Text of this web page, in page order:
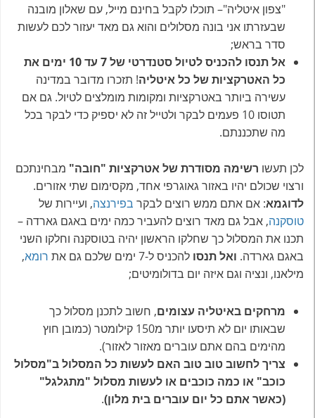
"צפון איטליה"– תוכלו לקבל בחינם מייל, עם שאלון מובנה
שבעזרתו אני בונה מסלולים והוא גם מאד יעזור לכם לעשות
סדר בראש;
אל תנסו להכניס לטיול סטנדרטי של 7 עד 10 ימים את
כל האטרקציות של כל איטליה! תזכרו מדובר במדינה
עשירה ביותר באטרקציות ומקומות מומלצים לטיול. גם אם
תטוסו 10 פעמים לבקר ולטייל זה לא יספיק כדי לבקר בכל
מה שתכננתם.
לכן תעשו רשימה מסודרת של אטרקציות "חובה" מבחינתכם
ורצוי שכולם יהיו באזור גאוגרפי אחד, מקסימום שתי אזורים.
לדוגמא: אם אתם ממש רוצים לבקר בפירנצה, ועיירות של
טוסקנה, אבל גם מאד רוצים להעביר כמה ימים באגם גארדה –
תכנו את המסלול כך שחלקו הראשון יהיה בטוסקנה וחלקו השני
באגם גארדה. ואל תנסו להכניס ל-7 ימים שלכם גם את רומא,
מילאנו, ונציה וגם איזה יום בדולומיטים;
מרחקים באיטליה עצומים, חשוב לתכנן מסלול כך
שבאותו יום לא תיסעו יותר מ150 קילומטר (כמובן חוץ
מהימים בהם אתם עוברים מאזור לאזור).
צריך לחשוב טוב טוב האם לעשות כל המסלול ב"מסלול
כוכב" או כמה כוכבים או לעשות מסלול "מתגלגל"
(כאשר אתם כל יום עוברים בית מלון).